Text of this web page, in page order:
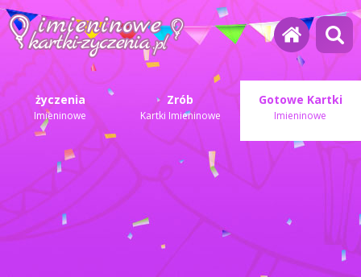
życzenia
Imieninowe
Zrób
Kartki Imieninowe
Gotowe Kartki
Imieninowe